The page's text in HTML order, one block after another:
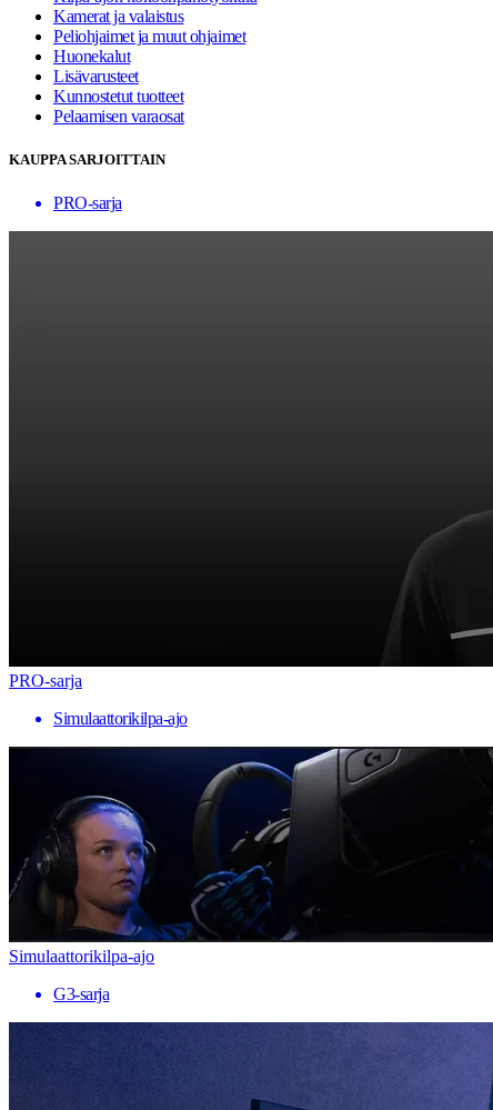
Kamerat ja valaistus
Peliohjaimet ja muut ohjaimet
Huonekalut
Lisävarusteet
Kunnostetut tuotteet
Pelaamisen varaosat
KAUPPA SARJOITTAIN
PRO-sarja
PRO-sarja
Simulaattorikilpa-ajo
Simulaattorikilpa-ajo
G3-sarja